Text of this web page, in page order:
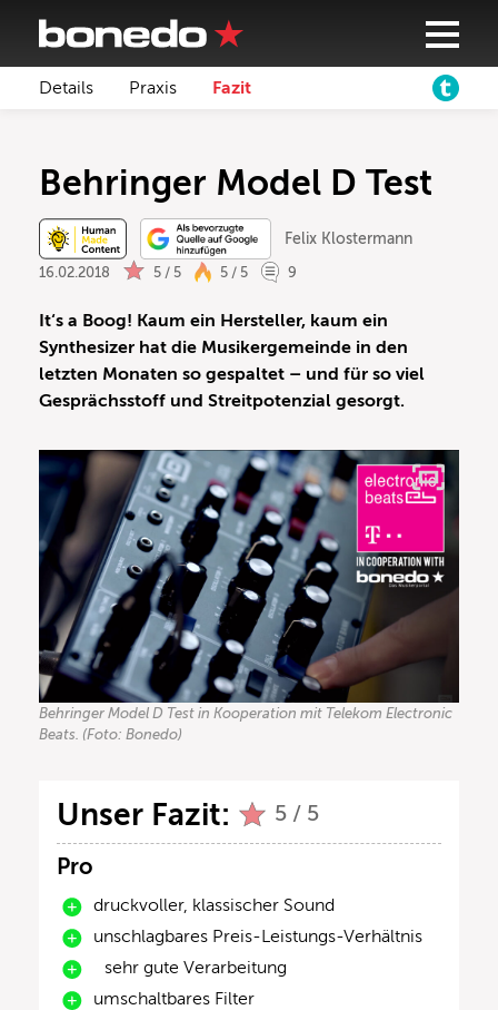
Details Praxis Fazit
Behringer Model D Test
Felix Klostermann
16.02.2018 5 / 5 5 / 5 9
It‘s a Boog! Kaum ein Hersteller, kaum ein
Synthesizer hat die Musikergemeinde in den
letzten Monaten so gespaltet – und für so viel
Gesprächsstoff und Streitpotenzial gesorgt.
Behringer Model D Test in Kooperation mit Telekom Electronic
Beats. (Foto: Bonedo)
Unser Fazit: 5 / 5
Pro
druckvoller, klassischer Sound
unschlagbares Preis-Leistungs-Verhältnis
sehr gute Verarbeitung
umschaltbares Filter